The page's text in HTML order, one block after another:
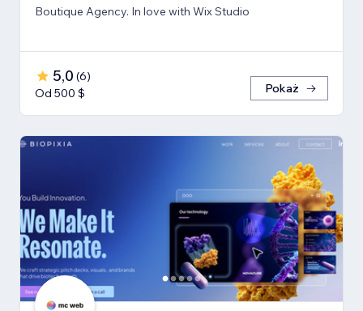
Boutique Agency. In love with Wix Studio
5,0 (6)
Od 500 $
Pokaż